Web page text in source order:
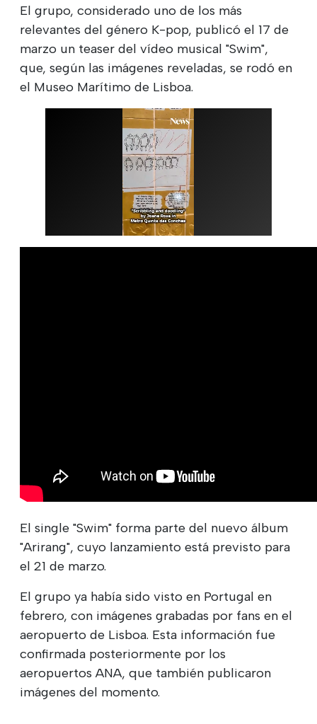
El grupo, considerado uno de los más
relevantes del género K-pop, publicó el 17 de
marzo un teaser del vídeo musical "Swim",
que, según las imágenes reveladas, se rodó en
el Museo Marítimo de Lisboa.
El single "Swim" forma parte del nuevo álbum
"Arirang", cuyo lanzamiento está previsto para
el 21 de marzo.
El grupo ya había sido visto en Portugal en
febrero, con imágenes grabadas por fans en el
aeropuerto de Lisboa. Esta información fue
confirmada posteriormente por los
aeropuertos ANA, que también publicaron
imágenes del momento.